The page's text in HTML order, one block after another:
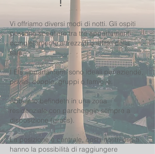
Vi offriamo diversi modi di notti. Gli ospiti
possono scegliere tra tre appartamenti
completamente attrezzati o affitto della
sala.
I Ela appartamenti sono ideali per aziende,
privati, coppie, gruppi o famiglie.
Abbiamo befindetn in una zona
residenziale con parcheggio sempre a
disposizione (gratis).
La posizione è centrale, così i nostri ospiti
hanno la possibilità di raggiungere